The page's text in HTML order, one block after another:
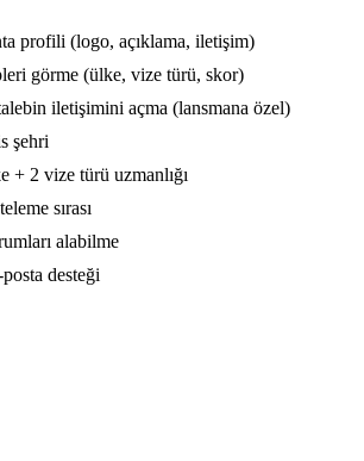
profili (logo, açıklama, iletişim)
görme (ülke, vize türü, skor)
iletişimini açma (lansmana özel)
şehri
+ 2 vize türü uzmanlığı
sırası
alabilme
desteği